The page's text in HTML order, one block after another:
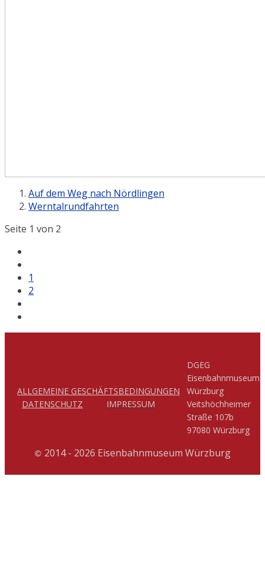
Auf dem Weg nach Nördlingen
Werntalrundfahrten
Seite 1 von 2
1
2
ALLGEMEINE GESCHÄFTSBEDINGUNGEN
DATENSCHUTZ
IMPRESSUM
DGEG
Eisenbahnmuseum
Würzburg
Veitshöchheimer
Straße 107b
97080 Würzburg
© 2014 - 2026 Eisenbahnmuseum Würzburg